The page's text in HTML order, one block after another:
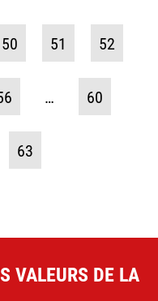
50 51 52
… 60
63
VALEURS DE LA